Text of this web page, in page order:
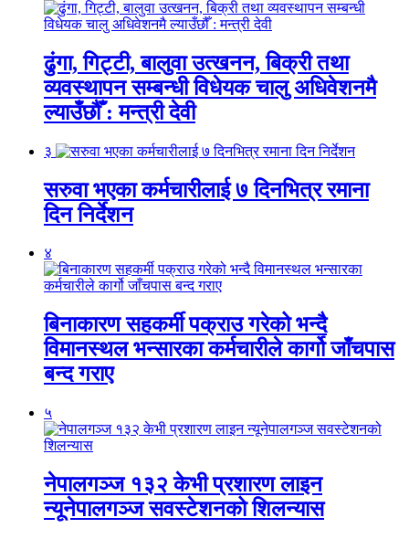
ढुंगा, गिट्टी, बालुवा उत्खनन, बिक्री तथा
व्यवस्थापन सम्बन्धी विधेयक चालु अधिवेशनमै
ल्याउँछौँ : मन्त्री देवी
३
सरुवा भएका कर्मचारीलाई ७ दिनभित्र रमाना
दिन निर्देशन
४
बिनाकारण सहकर्मी पक्राउ गरेको भन्दै
विमानस्थल भन्सारका कर्मचारीले कार्गो जाँचपास
बन्द गराए
५
नेपालगञ्ज १३२ केभी प्रशारण लाइन
न्यूनेपालगञ्ज सवस्टेशनको शिलन्यास